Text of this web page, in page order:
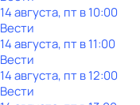
14 августа, пт в 10:00
Вести
14 августа, пт в 11:00
Вести
14 августа, пт в 12:00
Вести